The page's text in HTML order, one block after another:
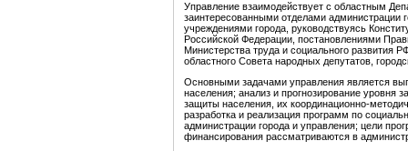
Управление взаимодействует с областным
заинтересованными отделами администрации
учреждениями города, руководствуясь
Российской Федерации, постановлениями
Министерства труда и социального развития
областного Совета народных депутатов,
Основными задачами управления является
населения; анализ и прогнозирование уровня
защиты населения, их координационно-
разработка и реализация программ по
администрации города и управления; цели
финансирования рассматриваются в